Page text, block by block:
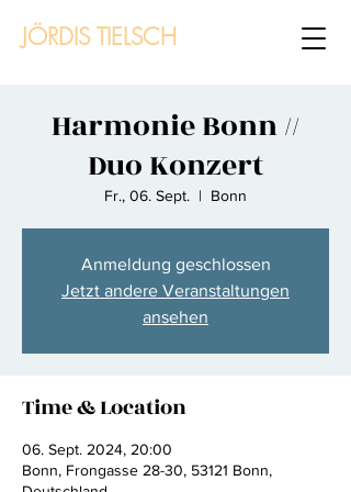
JÖRDIS TIELSCH
Harmonie Bonn //
Duo Konzert
Fr., 06. Sept.
  |
Bonn
Anmeldung geschlossen
Jetzt andere Veranstaltungen
ansehen
Time & Location
06. Sept. 2024, 20:00
Bonn, Frongasse 28-30, 53121 Bonn,